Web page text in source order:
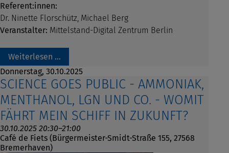
Referent:innen:
Dr. Ninette Florschütz, Michael Berg
Veranstalter: Mittelstand-Digital Zentrum Berlin
Weiterlesen …
Donnerstag, 30.10.2025
SCIENCE GOES PUBLIC - AMMONIAK,
MENTHANOL, LGN UND CO. - WOMIT
FÄHRT MEIN SCHIFF IN ZUKUNFT?
30.10.2025 20:30–21:00
Café de Fiets (Bürgermeister-Smidt-Straße 155, 27568
Bremerhaven)